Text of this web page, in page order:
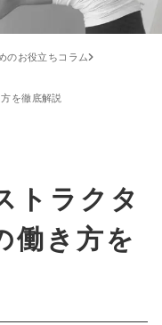
のお役立ちコラム
を徹底解説
トラクタ
働き方を